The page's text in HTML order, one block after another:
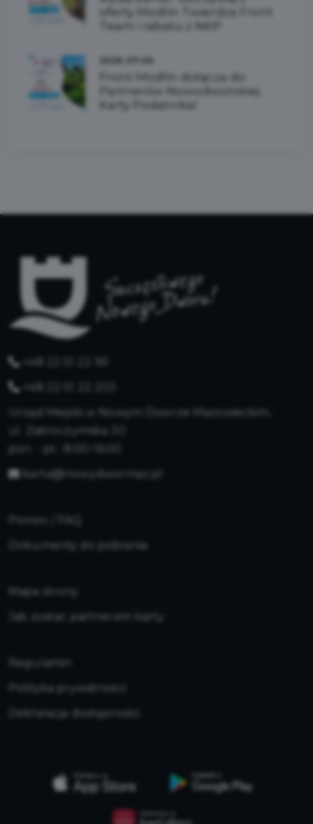
oferty Modlin Twierdza Front
Team i rabatu z NKP
Front Modlin dołącza do
Partnerów Nowodworskiej
Karty Podatnika!
+48 22 51 22 161
+48 22 51 22 203
Urząd Miejski w Nowym Dworze Mazowieckim,
karta@nowydwormaz.pl
Dokumenty do pobrania
Mapa strony
Jak zostać partnerem karty
Regulamin
Polityka prywatności
Deklaracja dostępności